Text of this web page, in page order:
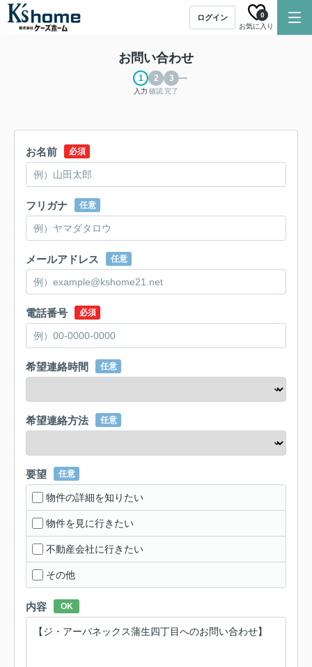
ログイン
お気に入り
0
お問い合わせ
入力 確認完了
お名前 必須
フリガナ 任意
メールアドレス 任意
電話番号 必須
希望連絡時間 任意
希望連絡方法 任意
要望 任意
物件の詳細を知りたい
物件を見に行きたい
不動産会社に行きたい
その他
内容 OK